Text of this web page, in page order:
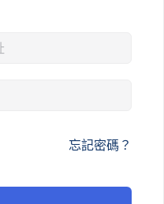
忘記密碼？